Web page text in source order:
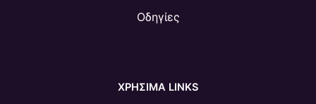
Οδηγίες
ΧΡΗΣΙΜΑ LINKS